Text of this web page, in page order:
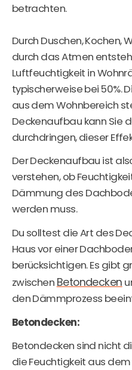
betrachten.
Durch Duschen, Kochen,
durch das Atmen
Luftfeuchtigkeit in
typischerweise bei 50%.
aus dem Wohnbereich
Deckenaufbau kann Sie
durchdringen, dieser
Der Deckenaufbau ist
verstehen, ob
Dämmung des
werden muss.
Du solltest die Art des
Haus vor einer
berücksichtigen. Es gibt
zwischen Betondecken
den Dämmprozess
Betondecken:
Betondecken sind nicht
die Feuchtigkeit aus